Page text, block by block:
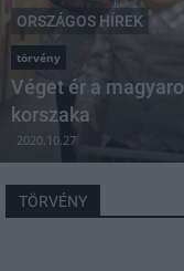
ORSZÁGOS HÍREK
törvény
Véget ér a
korszaka
2020.10.27
TÖRVÉNY